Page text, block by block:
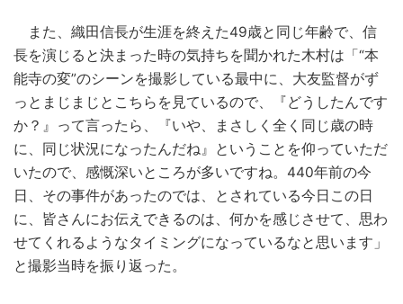
また、織田信長が生涯を終えた49歳と同じ年齢で、信
長を演じると決まった時の気持ちを聞かれた木村は「“本
能寺の変”のシーンを撮影している最中に、大友監督がず
っとまじまじとこちらを見ているので、『どうしたんです
か？』って言ったら、『いや、まさしく全く同じ歳の時
に、同じ状況になったんだね』ということを仰っていただ
いたので、感慨深いところが多いですね。440年前の今
日、その事件があったのでは、とされている今日この日
に、皆さんにお伝えできるのは、何かを感じさせて、思わ
せてくれるようなタイミングになっているなと思います」
と撮影当時を振り返った。